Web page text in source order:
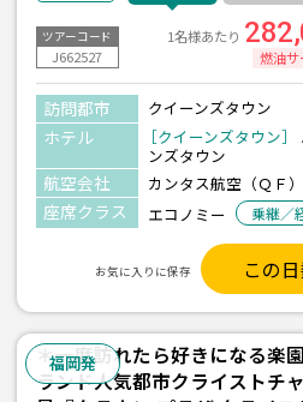
ツアーコード
J662527
1名様あたり
燃油
訪問都市 クイーンズタウン
ホテル ［クイーンズタウン］
ンズタウン
航空会社 カンタス航空（ＱＦ
座席クラス エコノミー 乗継／
お気に入りに保存 この
福岡発
＊一度訪れたら好きになる楽
ランド人気都市クライストチ